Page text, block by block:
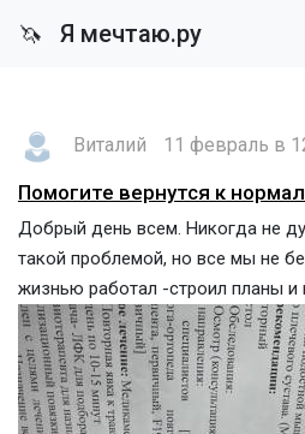
🦄 Я мечтаю.ру
Виталий 11 февраль в
Помогите вернутся к
Добрый день всем. Никогда не
такой проблемой, но все мы не
жизнью работал -строил планы и